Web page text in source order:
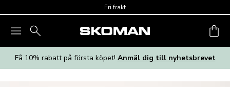
Fri frakt
Få 10% rabatt på första köpet! Anmäl dig till nyhetsbrevet